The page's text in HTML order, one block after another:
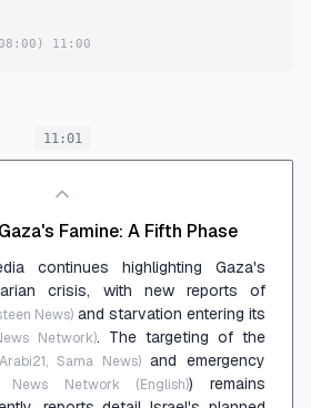
11:00
(08:00 in your timezone)
11:01
Gaza's Famine: A Fifth Phase
continues highlighting Gaza's
crisis, with new reports of
News) and starvation entering its
Network). The targeting of the
Sama News)and emergency
News Network (English)) remains